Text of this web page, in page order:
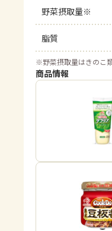
野菜摂取量※
脂質
※野菜摂取量はきのこ
商品情報
「
「
熟